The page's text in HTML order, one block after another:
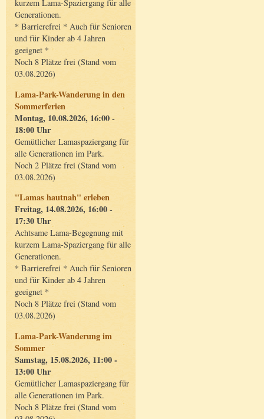
kurzem Lama-Spaziergang für alle
Generationen.
* Barrierefrei * Auch für Senioren
und für Kinder ab 4 Jahren
geeignet *
Noch 8 Plätze frei (Stand vom
03.08.2026)
Lama-Park-Wanderung in den
Sommerferien
Montag, 10.08.2026, 16:00 -
18:00 Uhr
Gemütlicher Lamaspaziergang für
alle Generationen im Park.
Noch 2 Plätze frei (Stand vom
03.08.2026)
"Lamas hautnah" erleben
Freitag, 14.08.2026, 16:00 -
17:30 Uhr
Achtsame Lama-Begegnung mit
kurzem Lama-Spaziergang für alle
Generationen.
* Barrierefrei * Auch für Senioren
und für Kinder ab 4 Jahren
geeignet *
Noch 8 Plätze frei (Stand vom
03.08.2026)
Lama-Park-Wanderung im
Sommer
Samstag, 15.08.2026, 11:00 -
13:00 Uhr
Gemütlicher Lamaspaziergang für
alle Generationen im Park.
Noch 8 Plätze frei (Stand vom